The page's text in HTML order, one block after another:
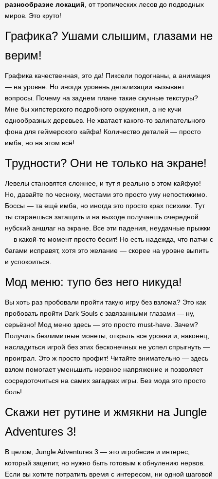
разнообразие локаций , от тропических лесов до подводных
миров. Это круто!
Графика? Ушами слышим, глазами не
верим!
Графика качественная, это да! Пиксели подогнаны, а анимация
— на уровне. Но иногда уровень детализации вызывает
вопросы. Почему на заднем плане такие скучные текстуры?
Мне бы хипстерского подробного окружения, а не кучи
однообразных деревьев. Не хватает какого-то залипательного
фона для геймерского кайфа! Количество деталей — просто
имба, но на этом всё!
Трудности? Они не только на экране!
Левелы становятся сложнее, и тут я реально в этом кайфую!
Но, давайте по чесноку, местами это просто уму непостижимо.
Боссы — та ещё имба, но иногда это просто крах психики. Тут
ты стараешься затащить и на выходе получаешь очередной
нубский аншлаг на экране. Все эти падения, неудачные прыжки
— в какой-то момент просто бесит! Но есть надежда, что патчи с
багами исправят, хотя это желание — скорее на уровне выпить
и успокоиться.
Мод меню: тупо без него никуда!
Вы хоть раз пробовали пройти такую игру без взлома? Это как
пробовать пройти Dark Souls с завязанными глазами — ну,
серьёзно! Мод меню здесь — это просто must-have. Зачем?
Получить безлимитные монеты, открыть все уровни и, наконец,
насладиться игрой без этих бесконечных не успел спрыгнуть —
проиграл. Это ж просто профит! Читайте внимательно — здесь
взлом помогает уменьшить нервное напряжение и позволяет
сосредоточиться на самих загадках игры. Без мода это просто
боль!
Скажи нет рутине и жмякни на Jungle
Adventures 3!
В целом, Jungle Adventures 3 — это игробесие и интерес,
который зацепит, но нужно быть готовым к обнулению нервов.
Если вы хотите потратить время с интересом, ни одной шаговой